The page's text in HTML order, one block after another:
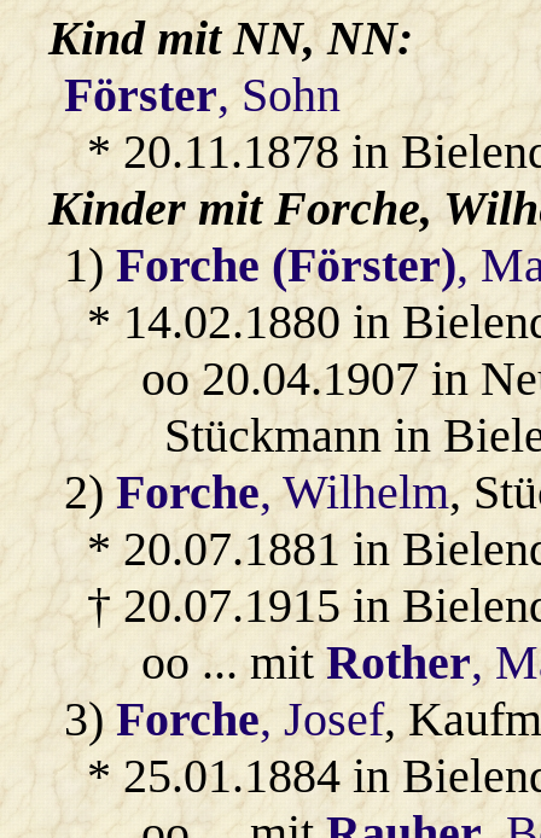
Kind mitNN, NN:
Förster, Sohn
* 20.11.1878 in
Kinder mit Forche,
1)Forche (Förster),
* 14.02.1880 in
oo 20.04.1907 in
Stückmann in
2)Forche, Wilhelm,
* 20.07.1881 in
† 20.07.1915 in
oo ... mitRother,
3)Forche, Josef,
* 25.01.1884 in